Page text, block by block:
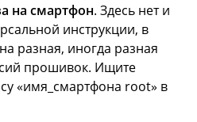
на смартфон. Здесь нет и
инструкции, в
разная, иногда разная
прошивок. Ищите
«имя_смартфона root» в